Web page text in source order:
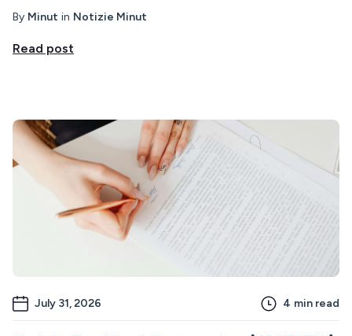
By Minut in Notizie Minut
Read post
July 31, 2026 4 min read